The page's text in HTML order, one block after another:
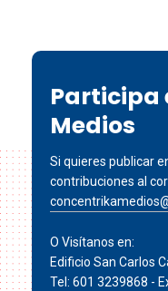
Participa
Medios
Si quieres publicar
contribuciones al
O Visítanos en:
Edificio San Carlos
Tel: 601 3239868 -